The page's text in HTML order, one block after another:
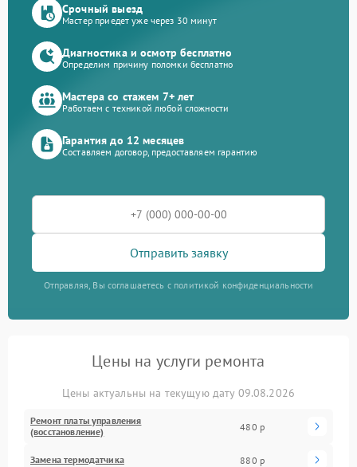
Срочный выезд
Мастер приедет уже через 30 минут
Диагностика и осмотр бесплатно
Определим причину поломки бесплатно
Мастера со стажем 7+ лет
Работаем с техникой любой сложности
Гарантия до 12 месяцев
Составляем договор, предоставляем гарантию
Отправить заявку
Отправляя, Вы соглашаетесь с политикой конфиденциальности
Цены на услуги ремонта
Цены актуальны на текущую дату 09.08.2026
Ремонт платы управления
(восстановление)
480 р
Замена термодатчика 880 р